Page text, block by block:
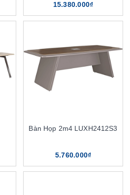
15.380.000₫
Bàn Họp 2m4 LUXH2412S3
5.760.000₫